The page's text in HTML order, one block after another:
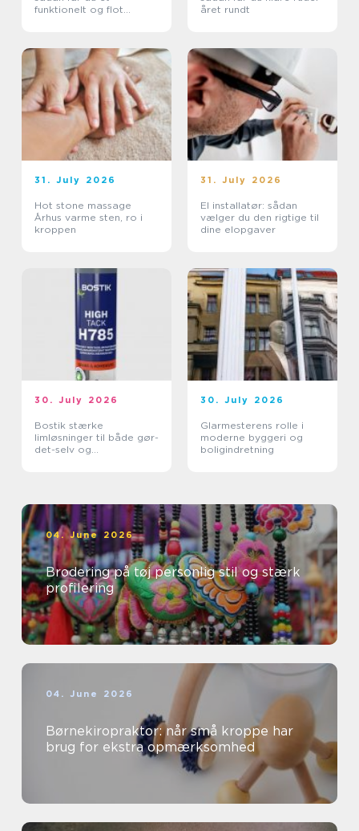
funktionelt og flot
året rundt
31. July 2026
Hot stone massage
Århus varme sten, ro i
kroppen
31. July 2026
El installatør: sådan
vælger du den rigtige til
dine elopgaver
30. July 2026
Bostik stærke
limløsninger til både gør-
det-selv og
30. July 2026
Glarmesterens rolle i
moderne byggeri og
boligindretning
04. June 2026
Brodering på tøj personlig stil og stærk
profilering
04. June 2026
Børnekiropraktor: når små kroppe har
brug for ekstra opmærksomhed